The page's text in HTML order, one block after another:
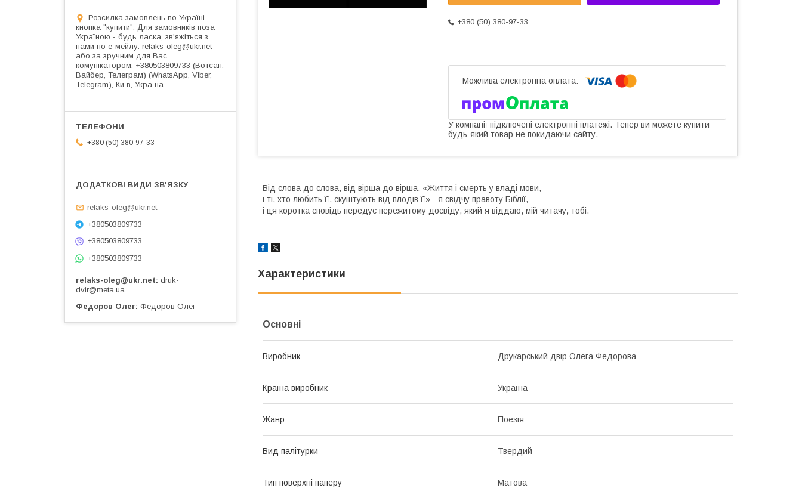
+380 (50) 380-97-33
У компанії підключені електронні платежі. Тепер ви можете купити
будь-який товар не покидаючи сайту.
Від слова до слова, від вірша до вірша. «Життя і смерть у владі мови,
і ті, хто любить її, скуштують від плодів її» - я свідчу правоту Біблії,
і ця коротка сповідь передує пережитому досвіду, який я віддаю, мій читачу, тобі.
Характеристики
Основні
Виробник Друкарський двір Олега Федорова
Країна виробник Україна
Жанр Поезія
Вид палітурки Твердий
Тип поверхні паперу Матова
Розсилка замовлень по Україні –
кнопка "купити". Для замовників поза
Україною - будь ласка, зв'яжіться з
нами по е-мейлу: relaks-oleg@ukr.net
або за зручним для Вас
комунікатором: +380503809733 (Вотсап,
Вайбер, Телеграм) (WhatsApp, Viber,
Telegram), Київ, Україна
+380 (50) 380-97-33
relaks-oleg@ukr.net
+380503809733
+380503809733
+380503809733
relaks-oleg@ukr.net druk-
dvir@meta.ua
Федоров Олег Федоров Олег